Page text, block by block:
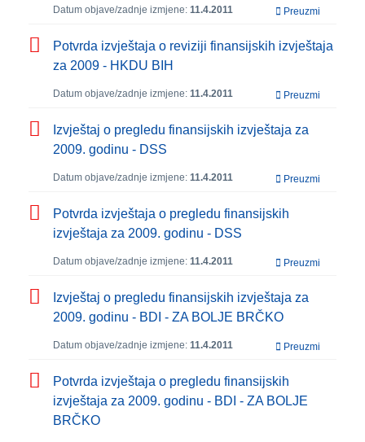
Datum objave/zadnje izmjene: 11.4.2011 Preuzmi
Potvrda izvještaja o reviziji finansijskih izvještaja
za 2009 - HKDU BIH
Datum objave/zadnje izmjene: 11.4.2011 Preuzmi
Izvještaj o pregledu finansijskih izvještaja za
2009. godinu - DSS
Datum objave/zadnje izmjene: 11.4.2011 Preuzmi
Potvrda izvještaja o pregledu finansijskih
izvještaja za 2009. godinu - DSS
Datum objave/zadnje izmjene: 11.4.2011 Preuzmi
Izvještaj o pregledu finansijskih izvještaja za
2009. godinu - BDI - ZA BOLJE BRČKO
Datum objave/zadnje izmjene: 11.4.2011 Preuzmi
Potvrda izvještaja o pregledu finansijskih
izvještaja za 2009. godinu - BDI - ZA BOLJE
BRČKO